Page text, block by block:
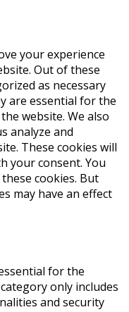
your experience
Out of these
as necessary
are essential for the
website. We also
analyze and
These cookies will
your consent. You
cookies. But
may have an effect
for the
only includes
and security